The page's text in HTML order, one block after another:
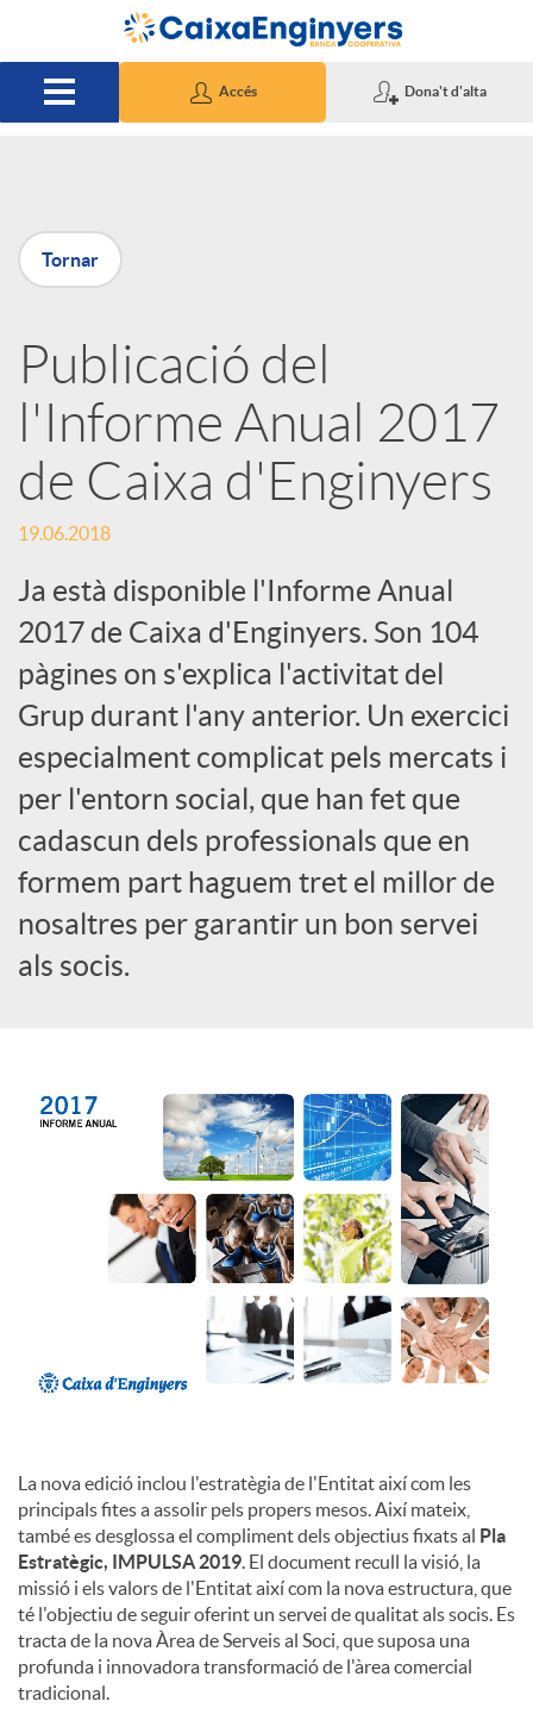
Salta al contingut principal
Accés Dona't d'alta
P
u
b
l
i
c
a
d
o
r
d
c
n
g
u
Tornar
Publicació del
l'Informe Anual 2017
de Caixa d'Enginyers
19.06.2018
Ja està disponible l'Informe Anual
2017 de Caixa d'Enginyers. Son 104
pàgines on s'explica l'activitat del
Grup durant l'any anterior. Un exercici
especialment complicat pels mercats i
per l'entorn social, que han fet que
cadascun dels professionals que en
formem part haguem tret el millor de
nosaltres per garantir un bon servei
als socis.
La nova edició inclou l'estratègia de l'Entitat així com les
principals fites a assolir pels propers mesos. Així mateix,
també es desglossa el compliment dels objectius fixats al Pla
Estratègic, IMPULSA 2019 . El document recull la visió, la
missió i els valors de l'Entitat així com la nova estructura, que
té l'objectiu de seguir oferint un servei de qualitat als socis. Es
tracta de la nova Àrea de Serveis al Soci, que suposa una
profunda i innovadora transformació de l'àrea comercial
tradicional.